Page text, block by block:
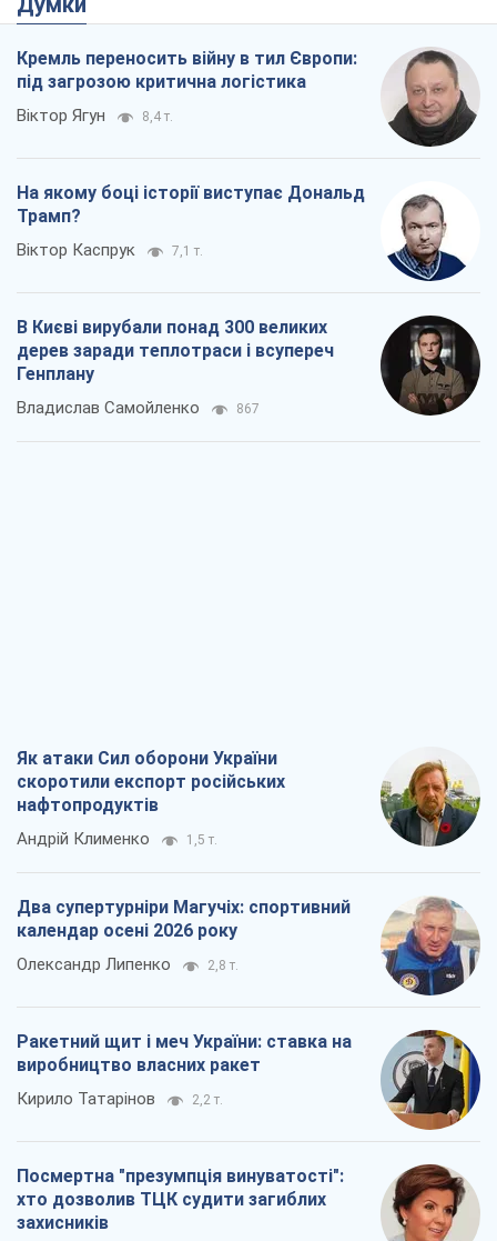
Кремль переносить війну в тил Європи:
під загрозою критична логістика
Віктор Ягун 8,4 т.
На якому боці історії виступає Дональд
Трамп?
Віктор Каспрук 7,1 т.
В Києві вирубали понад 300 великих
дерев заради теплотраси і всупереч
Генплану
Владислав Самойленко 867
Як атаки Сил оборони України
скоротили експорт російських
нафтопродуктів
Андрій Клименко 1,5 т.
Два супертурніри Магучіх: спортивний
календар осені 2026 року
Олександр Липенко 2,8 т.
Ракетний щит і меч України: ставка на
виробництво власних ракет
Кирило Татарінов 2,2 т.
Посмертна "презумпція винуватості":
хто дозволив ТЦК судити загиблих
захисників